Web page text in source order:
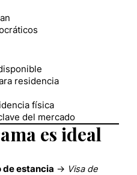
residencia
física
del mercado
es ideal
de estancia → Visa de